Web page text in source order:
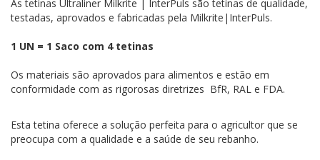
As tetinas Ultraliner Milkrite | InterPuls são tetinas de qualidade,
testadas, aprovados e fabricadas pela Milkrite|InterPuls.
1 UN = 1 Saco com 4 tetinas
Os materiais são aprovados para alimentos e estão em
conformidade com as rigorosas diretrizes BfR, RAL e FDA.
Esta tetina oferece a solução perfeita para o agricultor que se
preocupa com a qualidade e a saúde de seu rebanho.